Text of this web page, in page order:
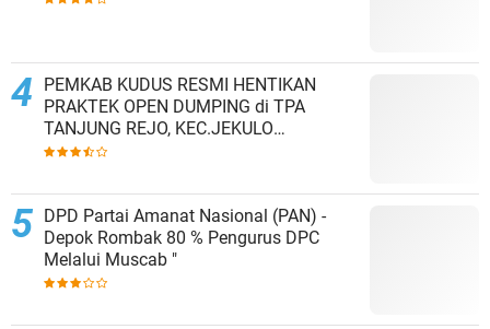
PEMKAB KUDUS RESMI HENTIKAN
PRAKTEK OPEN DUMPING di TPA
TANJUNG REJO, KEC.JEKULO
KAB.KUDUS,BERLAKUKAN SISTEM
DPD Partai Amanat Nasional (PAN) -
Depok Rombak 80 % Pengurus DPC
Melalui Muscab "